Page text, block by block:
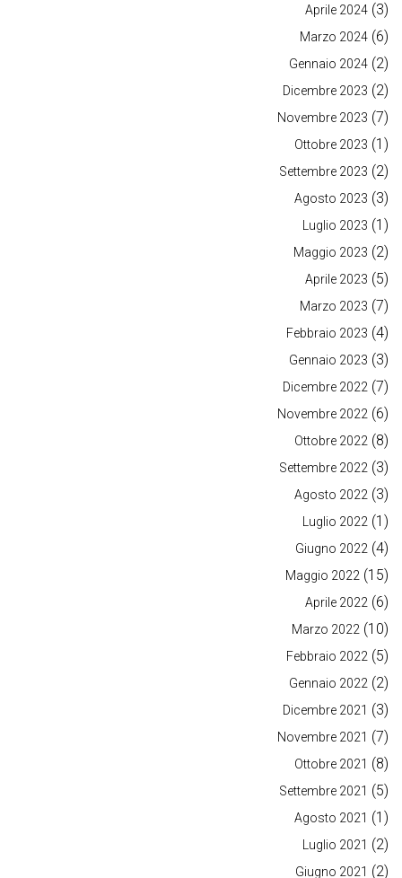
Aprile 2024 (3)
Marzo 2024 (6)
Gennaio 2024 (2)
Dicembre 2023 (2)
Novembre 2023 (7)
Ottobre 2023 (1)
Settembre 2023 (2)
Agosto 2023 (3)
Luglio 2023 (1)
Maggio 2023 (2)
Aprile 2023 (5)
Marzo 2023 (7)
Febbraio 2023 (4)
Gennaio 2023 (3)
Dicembre 2022 (7)
Novembre 2022 (6)
Ottobre 2022 (8)
Settembre 2022 (3)
Agosto 2022 (3)
Luglio 2022 (1)
Giugno 2022 (4)
Maggio 2022 (15)
Aprile 2022 (6)
Marzo 2022 (10)
Febbraio 2022 (5)
Gennaio 2022 (2)
Dicembre 2021 (3)
Novembre 2021 (7)
Ottobre 2021 (8)
Settembre 2021 (5)
Agosto 2021 (1)
Luglio 2021 (2)
Giugno 2021 (2)